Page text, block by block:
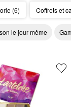
(6) Coffrets et
le jour même